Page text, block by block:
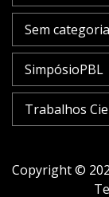
Sem categoria
SimpósioPBL
Trabalhos
Copyright ©